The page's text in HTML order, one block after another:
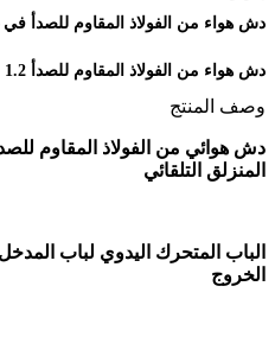
دش هواء من الفولاذ المقاوم للصدأ
دش هواء من الفولاذ المقاوم للصدأ 1.2 مم
وصف المنتج
المنزلق التلقائي
الباب المتحرك اليدوي لباب المدخل
الخروج